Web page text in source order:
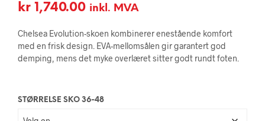
kr 1,740.00 inkl. MVA
Chelsea Evolution-skoen kombinerer enestående komfort
med en frisk design. EVA-mellomsålen gir garantert god
demping, mens det myke overlæret sitter godt rundt foten.
STØRRELSE SKO 36-48